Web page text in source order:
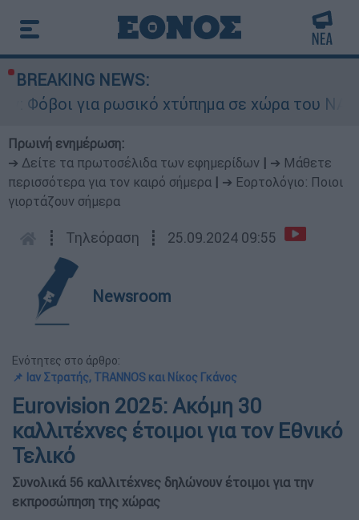
BREAKING NEWS:
ρωσικό χτύπημα σε χώρα του ΝΑΤΟ - Τα
Πρωινή ενημέρωση:
➔ Δείτε τα πρωτοσέλιδα των εφημερίδων
➔ Μάθετε
περισσότερα για τον καιρό σήμερα
➔ Εορτολόγιο: Ποιοι
γιορτάζουν σήμερα
┋ Τηλεόραση ┋ 25.09.2024 09:55
Newsroom
Ενότητες στο άρθρο:
📌 Ιαν Στρατής, TRANNOS και Νίκος Γκάνος
Eurovision 2025: Ακόμη 30
καλλιτέχνες έτοιμοι για τον Εθνικό
Τελικό
Συνολικά 56 καλλιτέχνες δηλώνουν έτοιμοι για την
εκπροσώπηση της χώρας